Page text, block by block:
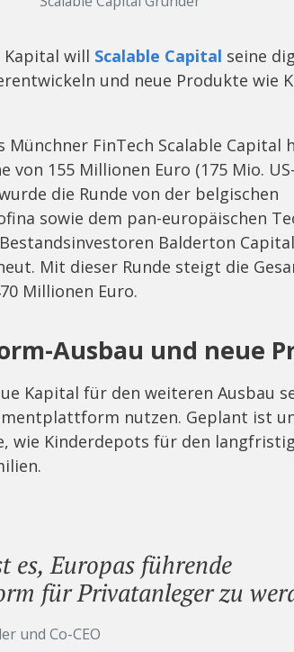
Kapital will Scalable Capital seine
und neue Produkte wie
Münchner FinTech Scalable Capital
von 155 Millionen Euro (175 Mio.
die Runde von der belgischen
sowie dem pan-europäischen
Balderton
Mit dieser Runde steigt die
Millionen Euro.
Ausbau und neue
Kapital für den weiteren Ausbau
nutzen. Geplant ist
wie Kinderdepots für den
es, Europas führende
für Privatanleger zu
und Co-CEO